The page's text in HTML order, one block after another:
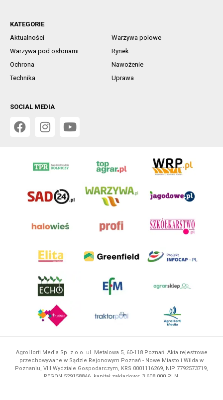
KATEGORIE
Aktualności
Warzywa polowe
Warzywa pod osłonami
Rynek
Ochrona
Nawożenie
Technika
Uprawa
SOCIAL MEDIA
AgroHorti Media Sp. z o.o. ul. Metalowa 5, 60-118 Poznań. Akta rejestrowe
przechowywane w Sądzie Rejonowym Poznań - Nowe Miasto i Wilda w
Poznaniu, VIII Wydziale Gospodarczym, KRS 0001116269, NIP 7792573719,
REGON 529158846, kapitał zakładowy: 3.608.000 PLN.